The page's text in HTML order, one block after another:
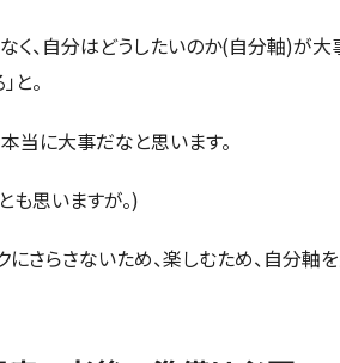
く、自分はどうしたいのか(自分軸)が
と。
当に大事だなと思います。
も思いますが。)
さらさないため、楽しむため、自分軸